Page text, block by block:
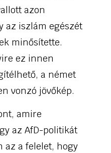
azon
az iszlám egészét
minősítette.
ez innen
a német
vonzó jövőkép.
amire
az AfD-politikát
az a felelet, hogy